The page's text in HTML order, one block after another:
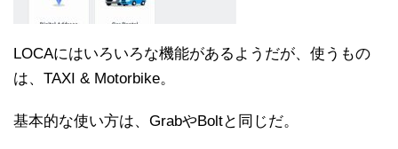
LOCAにはいろいろな機能があるようだが、使うもの
は、TAXI & Motorbike。
基本的な使い方は、GrabやBoltと同じだ。